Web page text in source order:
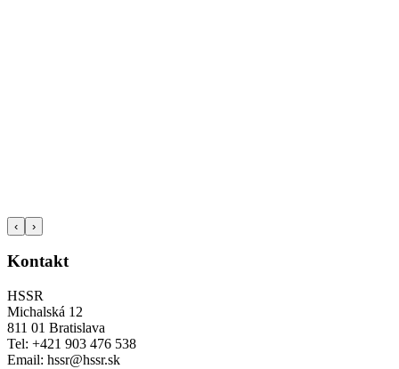
‹ ›
Kontakt
HSSR
Michalská 12
811 01 Bratislava
Tel: +421 903 476 538
Email: hssr@hssr.sk